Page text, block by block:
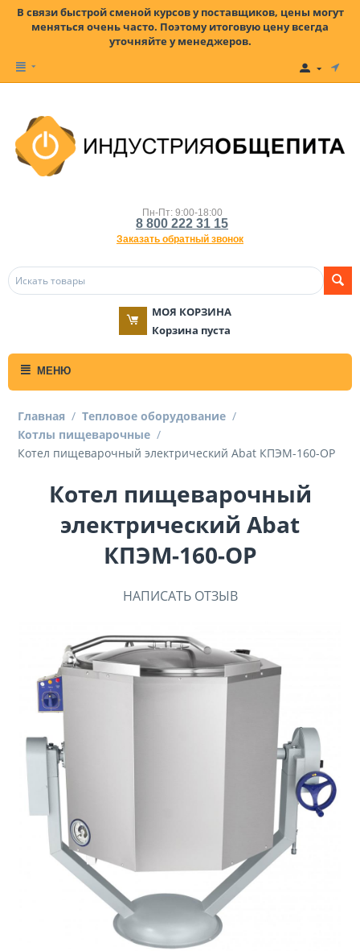
В связи быстрой сменой курсов у поставщиков, цены могут
меняться очень часто. Поэтому итоговую цену всегда
уточняйте у менеджеров.
Пн-Пт: 9:00-18:00
8 800 222 31 15
Заказать обратный звонок
МОЯ КОРЗИНА
Корзина пуста
МЕНЮ
Главная / Тепловое оборудование /
Котлы пищеварочные /
Котел пищеварочный электрический Abat КПЭМ-160-ОР
Котел пищеварочный
электрический Abat
КПЭМ-160-ОР
НАПИСАТЬ ОТЗЫВ